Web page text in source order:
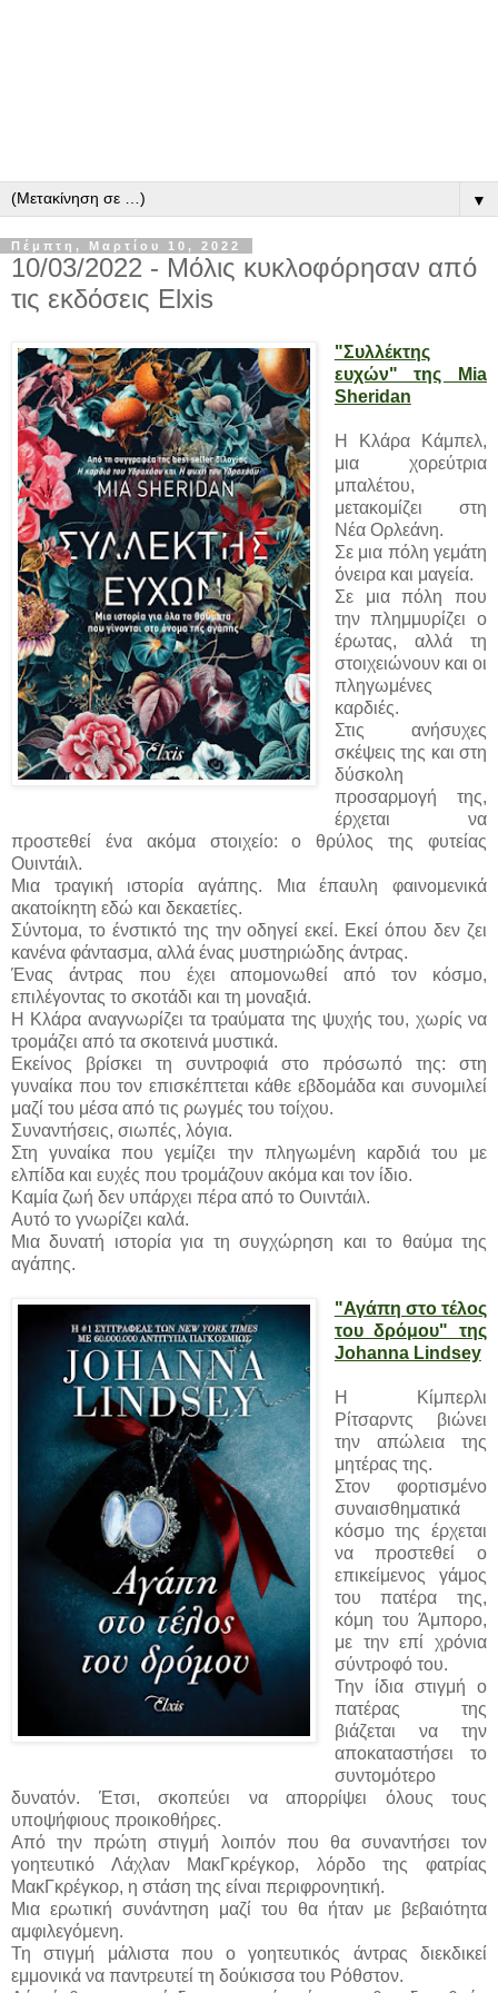
▼
Πέμπτη, Μαρτίου 10, 2022
10/03/2022 - Μόλις κυκλοφόρησαν από
τις εκδόσεις Elxis
"Συλλέκτης
ευχών" της Mia
Sheridan
Η Κλάρα Κάμπελ,
μια χορεύτρια
μπαλέτου,
μετακομίζει στη
Νέα Ορλεάνη.
Σε μια πόλη γεμάτη
όνειρα και μαγεία.
Σε μια πόλη που
την πλημμυρίζει ο
έρωτας, αλλά τη
στοιχειώνουν και οι
πληγωμένες
καρδιές.
Στις ανήσυχες
σκέψεις της και στη
δύσκολη
προσαρμογή της,
έρχεται να
προστεθεί ένα ακόμα στοιχείο: ο θρύλος της φυτείας
Ουιντάιλ.
Μια τραγική ιστορία αγάπης. Μια έπαυλη φαινομενικά
ακατοίκητη εδώ και δεκαετίες.
Σύντομα, το ένστικτό της την οδηγεί εκεί. Εκεί όπου δεν ζει
κανένα φάντασμα, αλλά ένας μυστηριώδης άντρας.
Ένας άντρας που έχει απομονωθεί από τον κόσμο,
επιλέγοντας το σκοτάδι και τη μοναξιά.
Η Κλάρα αναγνωρίζει τα τραύματα της ψυχής του, χωρίς να
τρομάζει από τα σκοτεινά μυστικά.
Εκείνος βρίσκει τη συντροφιά στο πρόσωπό της: στη
γυναίκα που τον επισκέπτεται κάθε εβδομάδα και συνομιλεί
μαζί του μέσα από τις ρωγμές του τοίχου.
Συναντήσεις, σιωπές, λόγια.
Στη γυναίκα που γεμίζει την πληγωμένη καρδιά του με
ελπίδα και ευχές που τρομάζουν ακόμα και τον ίδιο.
Καμία ζωή δεν υπάρχει πέρα από το Ουιντάιλ.
Αυτό το γνωρίζει καλά.
Μια δυνατή ιστορία για τη συγχώρηση και το θαύμα της
αγάπης.
"Αγάπη στο τέλος
του δρόμου" της
Johanna Lindsey
Η Κίμπερλι
Ρίτσαρντς βιώνει
την απώλεια της
μητέρας της.
Στον φορτισμένο
συναισθηματικά
κόσμο της έρχεται
να προστεθεί ο
επικείμενος γάμος
του πατέρα της,
κόμη του Άμπορο,
με την επί χρόνια
σύντροφό του.
Την ίδια στιγμή ο
πατέρας της
βιάζεται να την
αποκαταστήσει το
συντομότερο
δυνατόν. Έτσι, σκοπεύει να απορρίψει όλους τους
υποψήφιους προικοθήρες.
Από την πρώτη στιγμή λοιπόν που θα συναντήσει τον
γοητευτικό Λάχλαν ΜακΓκρέγκορ, λόρδο της φατρίας
ΜακΓκρέγκορ, η στάση της είναι περιφρονητική.
Μια ερωτική συνάντηση μαζί του θα ήταν με βεβαιότητα
αμφιλεγόμενη.
Τη στιγμή μάλιστα που ο γοητευτικός άντρας διεκδικεί
εμμονικά να παντρευτεί τη δούκισσα του Ρόθστον.